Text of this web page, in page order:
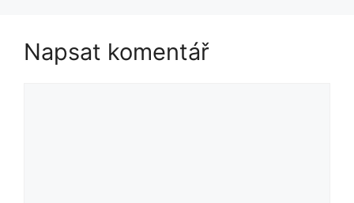
Napsat komentář